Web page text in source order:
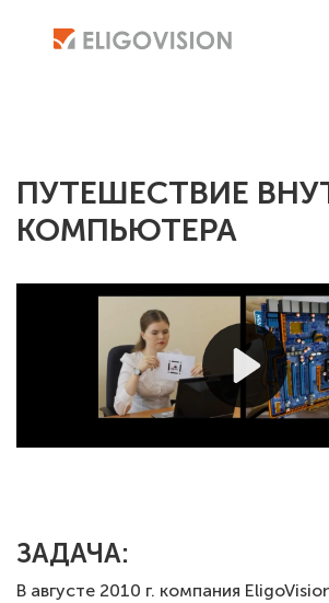
ПУТЕШЕСТВИЕ
КОМПЬЮТЕРА
ЗАДАЧА:
В августе 2010 г. компания